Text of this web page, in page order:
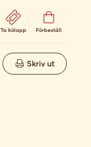
Ta kölapp Förbeställ
Skriv ut